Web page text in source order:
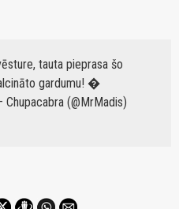
tauta pieprasa šo
gardumu! �
Chupacabra (@MrMadis)